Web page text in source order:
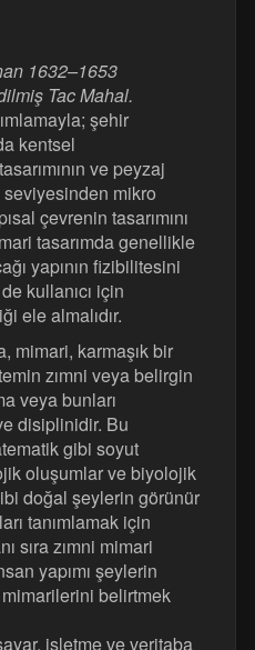
1632–1653
Tac Mahal.
şehir
kentsel
ve peyzaj
mikro
çevrenin tasarımını
tasarımda genellikle
yapının fizibilitesini
kullanıcı için
ele almalıdır.
mimari, karmaşık bir
zımni veya belirgin
veya bunları
disiplinidir. Bu
gibi soyut
oluşumlar ve biyolojik
doğal şeylerin görünür
tanımlamak için
sıra zımni mimari
yapımı şeylerin
mimarilerini belirtmek
işletme ve veritaba